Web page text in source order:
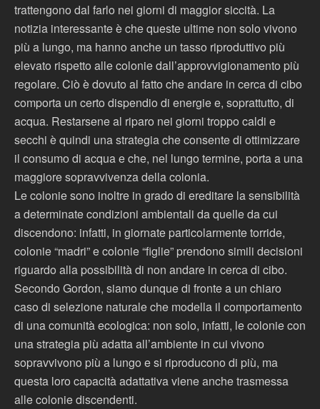
trattengono dal farlo nei giorni di maggior siccità. La
notizia interessante è che queste ultime non solo vivono
più a lungo, ma hanno anche un tasso riproduttivo più
elevato rispetto alle colonie dall’approvvigionamento più
regolare. Ciò è dovuto al fatto che andare in cerca di cibo
comporta un certo dispendio di energie e, soprattutto, di
acqua. Restarsene al riparo nei giorni troppo caldi e
secchi è quindi una strategia che consente di ottimizzare
il consumo di acqua e che, nel lungo termine, porta a una
maggiore sopravvivenza della colonia.
Le colonie sono inoltre in grado di ereditare la sensibilità
a determinate condizioni ambientali da quelle da cui
discendono: infatti, in giornate particolarmente torride,
colonie “madri” e colonie “figlie” prendono simili decisioni
riguardo alla possibilità di non andare in cerca di cibo.
Secondo Gordon, siamo dunque di fronte a un chiaro
caso di selezione naturale che modella il comportamento
di una comunità ecologica: non solo, infatti, le colonie con
una strategia più adatta all’ambiente in cui vivono
sopravvivono più a lungo e si riproducono di più, ma
questa loro capacità adattativa viene anche trasmessa
alle colonie discendenti.